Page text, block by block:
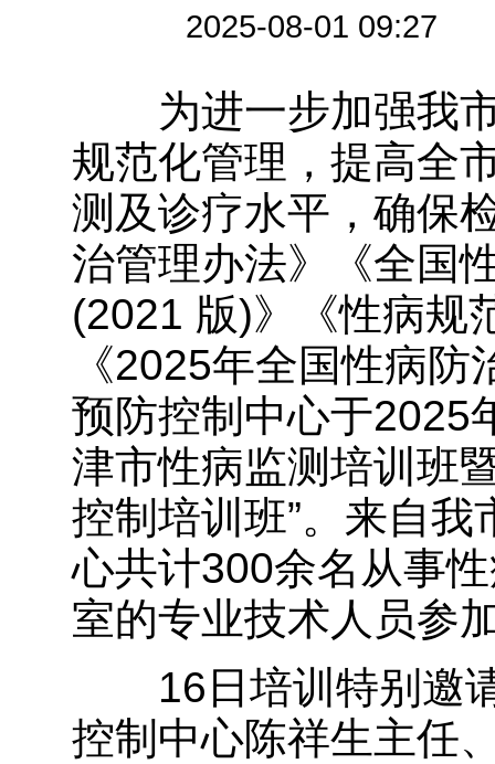
2025-08-01 09:27
为进一步加强我市
规范化管理，提高全
测及诊疗水平，确保
治管理办法》《全国
(2021 版)》《性病规
《2025年全国性病
预防控制中心于2025
津市性病监测培训班
控制培训班”。来自
心共计300余名从事
室的专业技术人员参
16日培训特别邀请
控制中心陈祥生主任